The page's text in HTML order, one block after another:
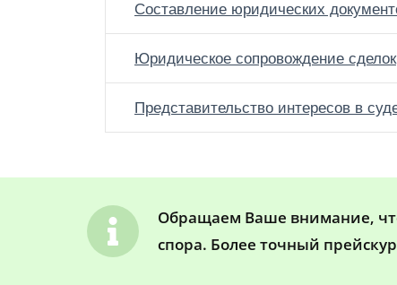
Составление юридических
Юридическое сопровождение сделок
Представительство интересов в
Обращаем Ваше внимание,
спора. Более точный